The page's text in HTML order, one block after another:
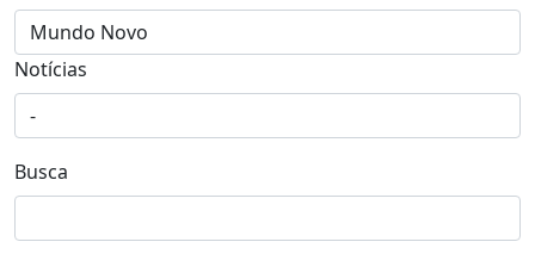
Notícias
Busca